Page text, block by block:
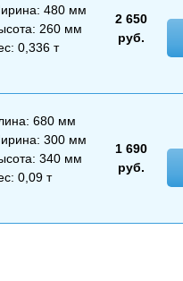
480 мм
260 мм
0,336 т
2 650
руб.
680 мм
300 мм
340 мм
0,09 т
1 690
руб.